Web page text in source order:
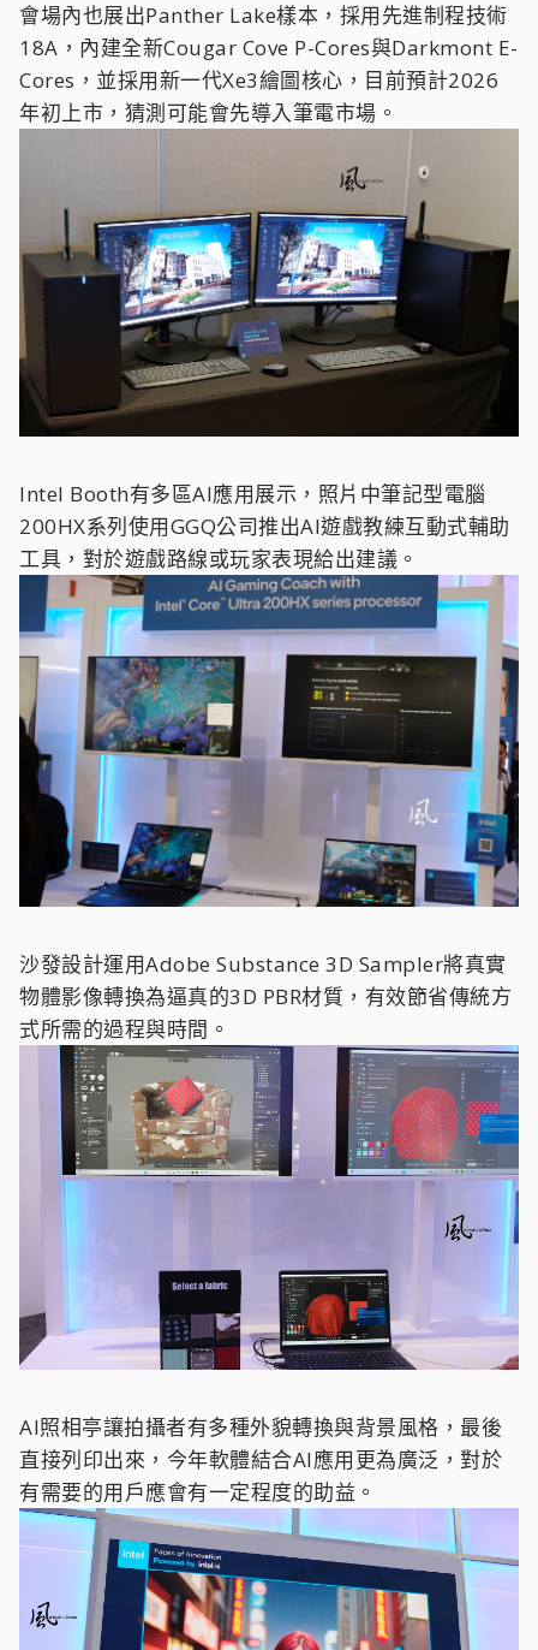
會場內也展出Panther Lake樣本，採用先進制程技術
18A，內建全新Cougar Cove P-Cores與Darkmont E-
Cores，並採用新一代Xe3繪圖核心，目前預計2026
年初上市，猜測可能會先導入筆電市場。
Intel Booth有多區AI應用展示，照片中筆記型電腦
200HX系列使用GGQ公司推出AI遊戲教練互動式輔助
工具，對於遊戲路線或玩家表現給出建議。
沙發設計運用Adobe Substance 3D Sampler將真實
物體影像轉換為逼真的3D PBR材質，有效節省傳統方
式所需的過程與時間。
AI照相亭讓拍攝者有多種外貌轉換與背景風格，最後
直接列印出來，今年軟體結合AI應用更為廣泛，對於
有需要的用戶應會有一定程度的助益。